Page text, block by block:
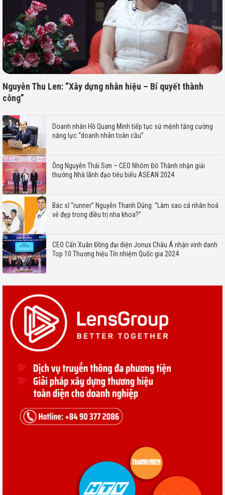
Nguyễn Thu Len: ”Xây dựng nhân hiệu – Bí quyết thành
công”
Doanh nhân Hồ Quang Minh tiếp tục sứ mệnh tăng cường
năng lực “doanh nhân toàn cầu”
Ông Nguyễn Thái Sơn – CEO Nhôm Đô Thành nhận giải
thưởng Nhà lãnh đạo tiêu biểu ASEAN 2024
Bác sĩ “runner” Nguyễn Thanh Dũng: “Làm sao cá nhân hoá
vẻ đẹp trong điều trị nha khoa?”
CEO Cấn Xuân Đồng đại diện Jonux Châu Á nhận vinh danh
Top 10 Thương hiệu Tín nhiệm Quốc gia 2024